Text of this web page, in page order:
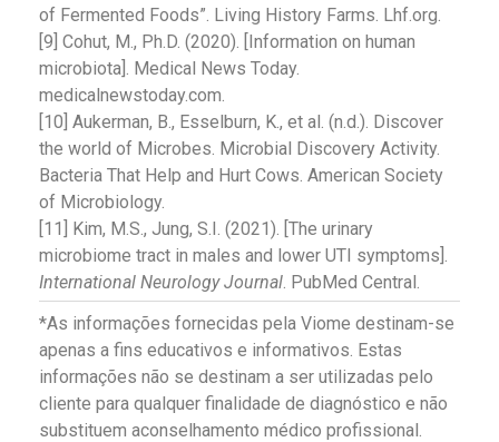
of Fermented Foods”. Living History Farms. Lhf.org.
[9] Cohut, M., Ph.D. (2020). [Information on human
microbiota]. Medical News Today.
medicalnewstoday.com.
[10] Aukerman, B., Esselburn, K., et al. (n.d.). Discover
the world of Microbes. Microbial Discovery Activity.
Bacteria That Help and Hurt Cows. American Society
of Microbiology.
[11] Kim, M.S., Jung, S.I. (2021). [The urinary
microbiome tract in males and lower UTI symptoms].
International Neurology Journal. PubMed Central.
*As informações fornecidas pela Viome destinam-se
apenas a fins educativos e informativos. Estas
informações não se destinam a ser utilizadas pelo
cliente para qualquer finalidade de diagnóstico e não
substituem aconselhamento médico profissional.